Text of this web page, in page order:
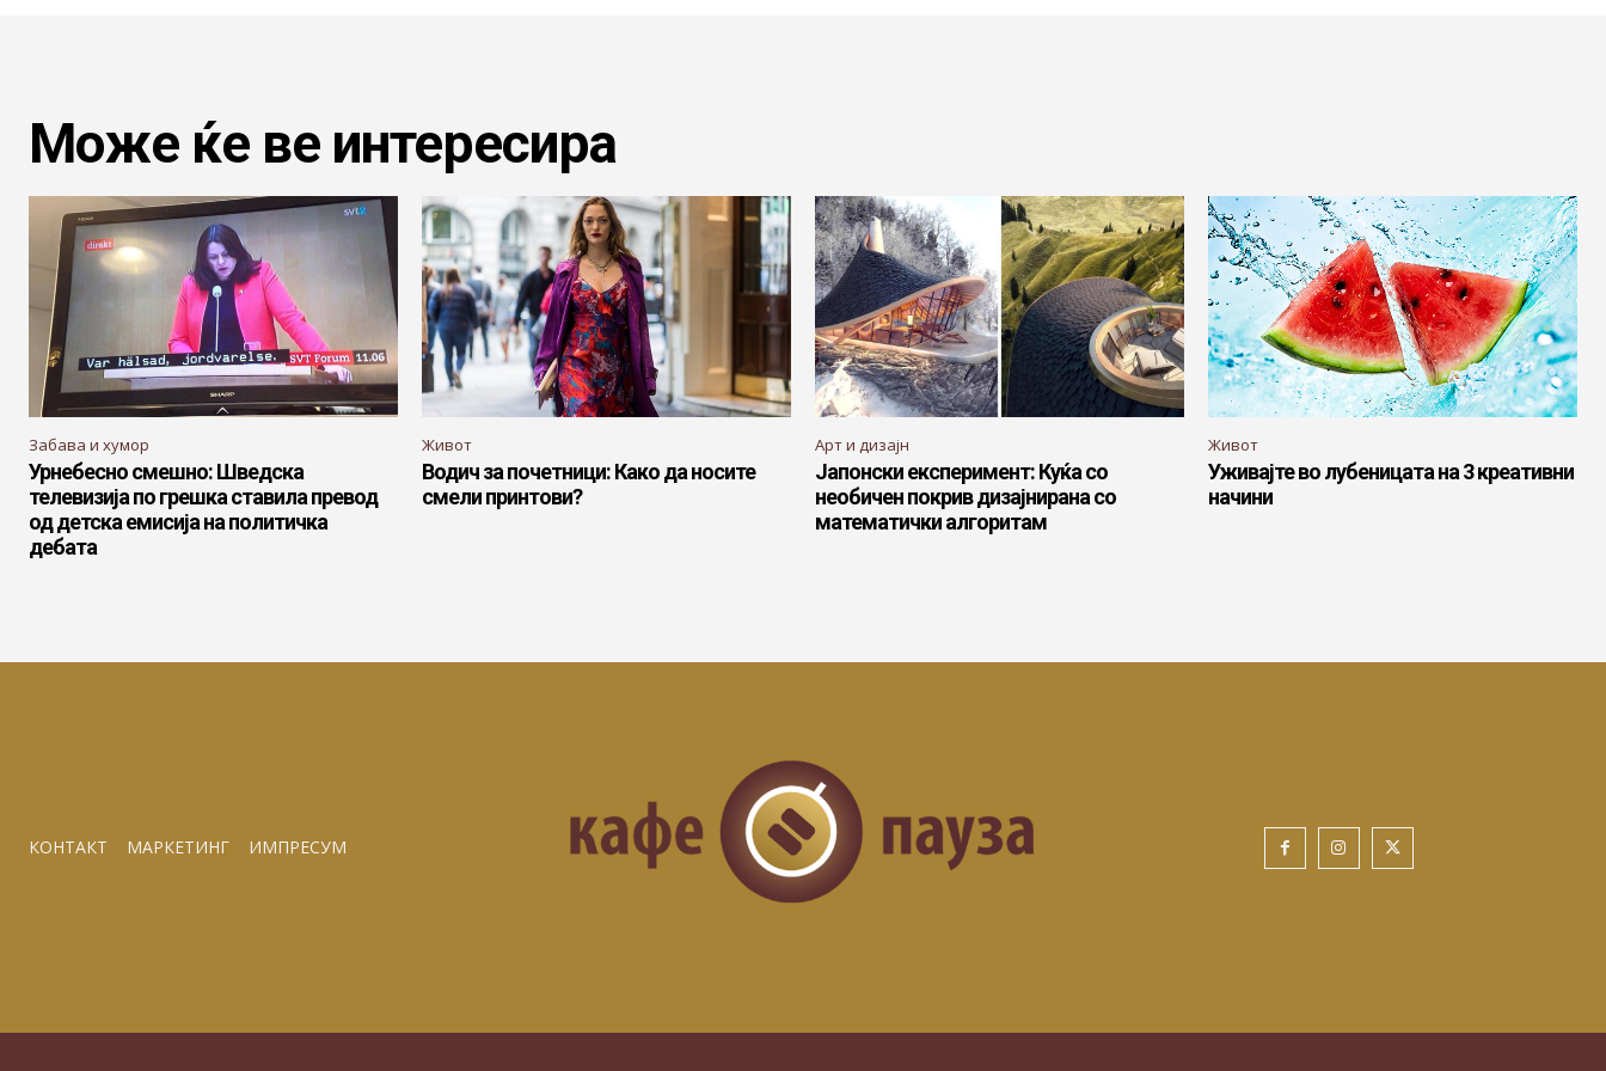
Може ќе ве интересира
Забава и хумор
Урнебесно смешно: Шведска
телевизија по грешка ставила превод
од детска емисија на политичка
дебата
Живот
Водич за почетници: Како да носите
смели принтови?
Арт и дизајн
Јапонски експеримент: Куќа со
необичен покрив дизајнирана со
математички алгоритам
Живот
Уживајте во лубеницата на 3 креативни
начини
КОНТАКТ МАРКЕТИНГ ИМПРЕСУМ